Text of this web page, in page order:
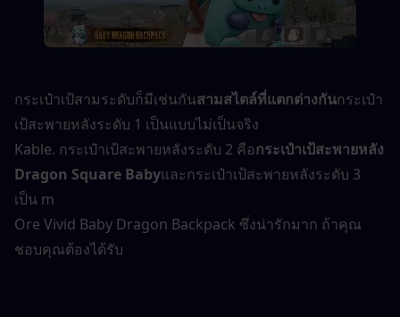
กระเป๋าเป้สามระดับก็มีเช่นกันสามสไตล์ที่แตกต่างกันกระเป๋า
เป้สะพายหลังระดับ 1 เป็นแบบไม่เป็นจริง
Kable. กระเป๋าเป้สะพายหลังระดับ 2 คือกระเป๋าเป้สะพายหลัง
Dragon Square Babyและกระเป๋าเป้สะพายหลังระดับ 3
เป็น m
Ore Vivid Baby Dragon Backpack ซึ่งน่ารักมาก ถ้าคุณ
ชอบคุณต้องได้รับ